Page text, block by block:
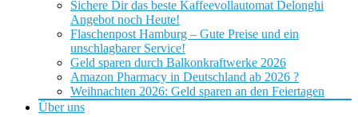
Sichere Dir das beste Kaffeevollautomat Delonghi
Angebot noch Heute!
Flaschenpost Hamburg – Gute Preise und ein
unschlagbarer Service!
Geld sparen durch Balkonkraftwerke 2026
Amazon Pharmacy in Deutschland ab 2026 ?
Weihnachten 2026: Geld sparen an den Feiertagen
Über uns